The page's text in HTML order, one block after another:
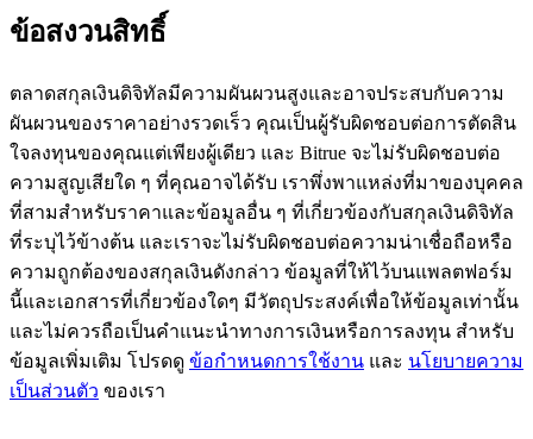
BTC Flexible Staking | Daily Rewards
กิจกรรมเพิ่มเติม
รับรางวัลและสิทธิพิเศษสุดพิเศษ
ศูนย์รางวัล
เข้าสู่ระบบ
ข้อสงวนสิทธิ์
ตลาดสกุลเงินดิจิทัลมีความผันผวนสูงและอาจประสบกับความ
ผันผวนของราคาอย่างรวดเร็ว คุณเป็นผู้รับผิดชอบต่อการตัดสิน
ใจลงทุนของคุณแต่เพียงผู้เดียว และ Bitrue จะไม่รับผิดชอบต่อ
ความสูญเสียใด ๆ ที่คุณอาจได้รับ เราพึ่งพาแหล่งที่มาของบุคคล
ที่สามสำหรับราคาและข้อมูลอื่น ๆ ที่เกี่ยวข้องกับสกุลเงินดิจิทัล
ที่ระบุไว้ข้างต้น และเราจะไม่รับผิดชอบต่อความน่าเชื่อถือหรือ
ความถูกต้องของสกุลเงินดังกล่าว ข้อมูลที่ให้ไว้บนแพลตฟอร์ม
นี้และเอกสารที่เกี่ยวข้องใดๆ มีวัตถุประสงค์เพื่อให้ข้อมูลเท่านั้น
และไม่ควรถือเป็นคำแนะนำทางการเงินหรือการลงทุน สำหรับ
ข้อมูลเพิ่มเติม โปรดดู ข้อกำหนดการใช้งาน และ นโยบายความ
เป็นส่วนตัว ของเรา